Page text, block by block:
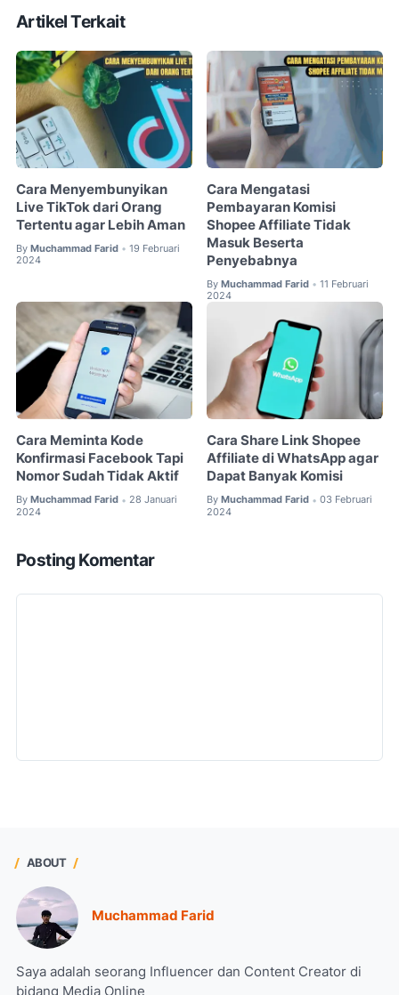
Artikel Terkait
Cara Menyembunyikan
Live TikTok dari Orang
Tertentu agar Lebih Aman
By Muchammad Farid • 19 Februari
2024
Cara Mengatasi
Pembayaran Komisi
Shopee Affiliate Tidak
Masuk Beserta
Penyebabnya
By Muchammad Farid • 11 Februari
2024
Cara Meminta Kode
Konfirmasi Facebook Tapi
Nomor Sudah Tidak Aktif
By Muchammad Farid • 28 Januari
2024
Cara Share Link Shopee
Affiliate di WhatsApp agar
Dapat Banyak Komisi
By Muchammad Farid • 03 Februari
2024
Posting Komentar
ABOUT
Muchammad Farid
Saya adalah seorang Influencer dan Content Creator di
bidang Media Online